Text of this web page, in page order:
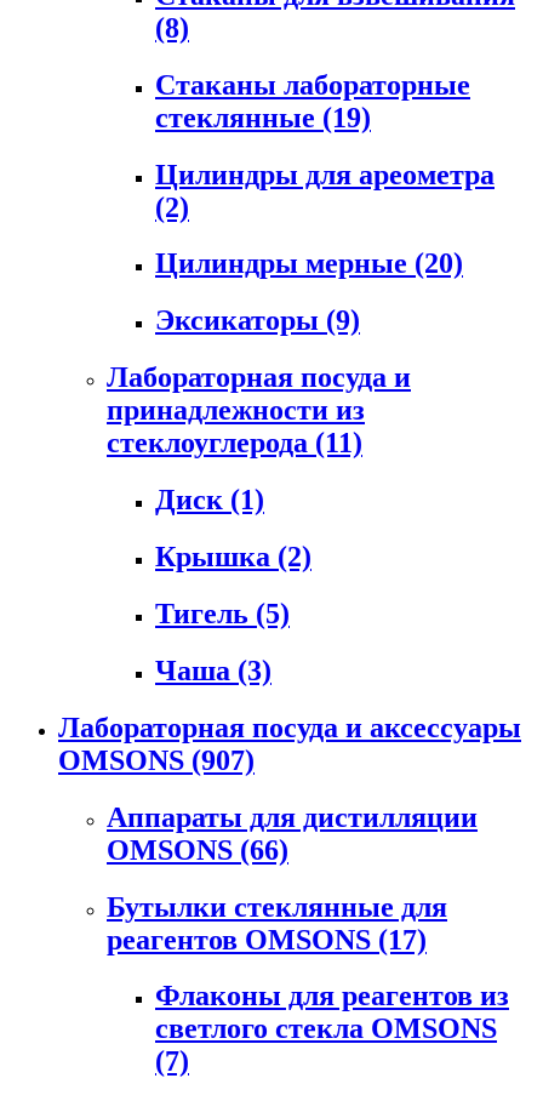
(8)
Стаканы лабораторные
стеклянные (19)
Цилиндры для ареометра
(2)
Цилиндры мерные (20)
Эксикаторы (9)
Лабораторная посуда и
принадлежности из
стеклоуглерода (11)
Диск (1)
Крышка (2)
Тигель (5)
Чаша (3)
Лабораторная посуда и аксессуары
OMSONS (907)
Аппараты для дистилляции
OMSONS (66)
Бутылки стеклянные для
реагентов OMSONS (17)
Флаконы для реагентов из
светлого стекла OMSONS
(7)